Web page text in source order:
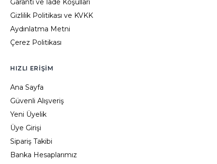
Garanti ve İade Koşulları
Gizlilik Politikası ve KVKK
Aydınlatma Metni
Çerez Politikası
HIZLI ERIŞIM
Ana Sayfa
Güvenli Alışveriş
Yeni Üyelik
Üye Girişi
Sipariş Takibi
Banka Hesaplarımız